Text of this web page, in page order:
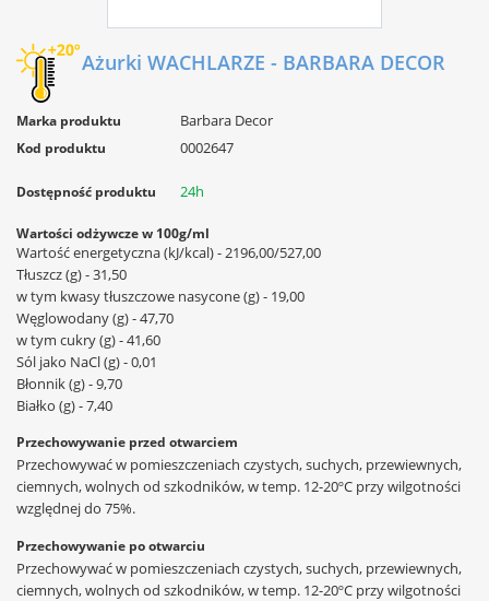
Ażurki WACHLARZE - BARBARA DECOR
Marka produktu Barbara Decor
Kod produktu 0002647
Dostępność produktu 24h
Wartości odżywcze w 100g/ml
Wartość energetyczna (kJ/kcal) - 2196,00/527,00
Tłuszcz (g) - 31,50
w tym kwasy tłuszczowe nasycone (g) - 19,00
Węglowodany (g) - 47,70
w tym cukry (g) - 41,60
Sól jako NaCl (g) - 0,01
Błonnik (g) - 9,70
Białko (g) - 7,40
Przechowywanie przed otwarciem
Przechowywać w pomieszczeniach czystych, suchych, przewiewnych,
ciemnych, wolnych od szkodników, w temp. 12-20ºC przy wilgotności
względnej do 75%.
Przechowywanie po otwarciu
Przechowywać w pomieszczeniach czystych, suchych, przewiewnych,
ciemnych, wolnych od szkodników, w temp. 12-20ºC przy wilgotności